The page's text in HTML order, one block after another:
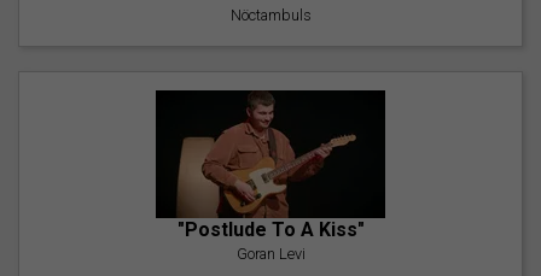
Nöctambuls
"Postlude To A Kiss"
Goran Levi